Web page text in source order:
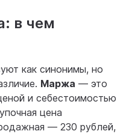
в чем
как синонимы, но
Маржа — это
и себестоимостью
цена
— 230 рублей,